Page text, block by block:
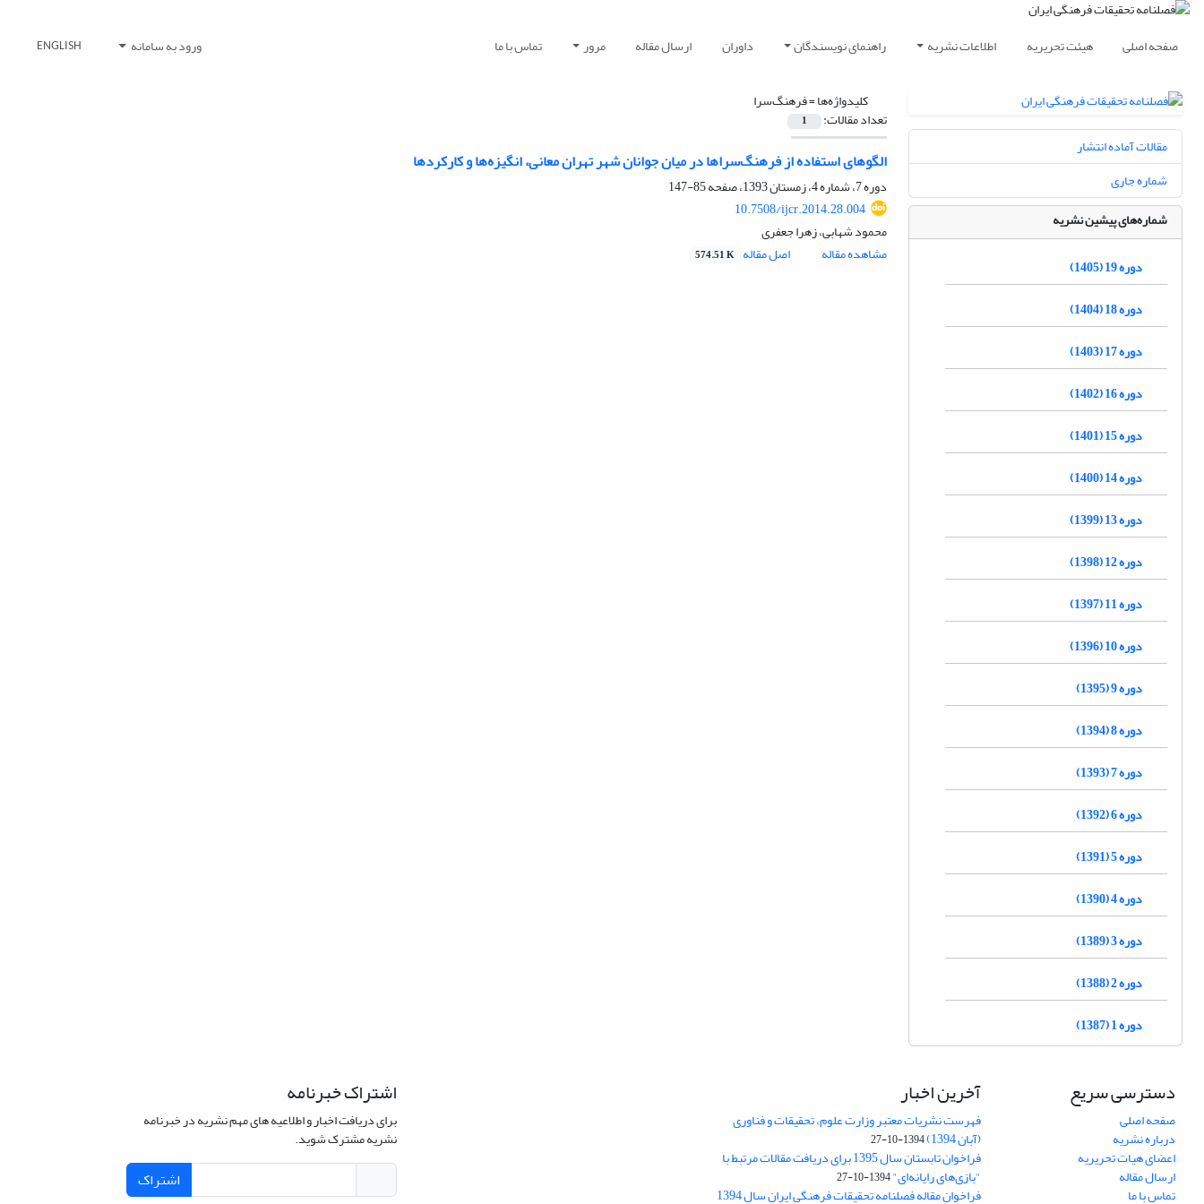
صفحه اصلی هیئت تحریریه اطلاعات نشریه راهنمای نویسندگان داوران ارسال مقاله مرور تماس با ما ورود به سامانه ENGLISH
کلیدواژه‌ها =فرهنگ‌سرا
تعداد مقالات: 1
الگوهای استفاده از فرهنگ‌سراها در میان جوانان شهر تهران معانی، انگیزه‌ها و کارکردها
دوره 7، شماره 4، زمستان 1393، صفحه
85-147
10.7508/ijcr.2014.28.004
محمود شهابی، زهرا جعفری
مشاهده مقاله
اصل مقاله 574.51 K
مقالات آماده انتشار
شماره جاری
شماره‌های پیشین نشریه
دوره 19 (1405)
دوره 18 (1404)
دوره 17 (1403)
دوره 16 (1402)
دوره 15 (1401)
دوره 14 (1400)
دوره 13 (1399)
دوره 12 (1398)
دوره 11 (1397)
دوره 10 (1396)
دوره 9 (1395)
دوره 8 (1394)
دوره 7 (1393)
دوره 6 (1392)
دوره 5 (1391)
دوره 4 (1390)
دوره 3 (1389)
دوره 2 (1388)
دوره 1 (1387)
دسترسی سریع
صفحه اصلی
درباره نشریه
اعضای هیات تحریریه
ارسال مقاله
تماس با ما
آخرین اخبار
فهرست نشریات معتبر وزارت علوم، تحقیقات و فناوری
(آبان 1394) 1394-10-27
فراخوان تابستان سال 1395 برای دریافت مقالات مرتبط با
"بازی‌های رایانه‌ای"1394-10-27
فراخوان مقاله فصلنامه تحقیقات فرهنگی ایران سال 1394
اشتراک خبرنامه
برای دریافت اخبار و اطلاعیه های مهم نشریه در خبرنامه
نشریه مشترک شوید.
اشتراک